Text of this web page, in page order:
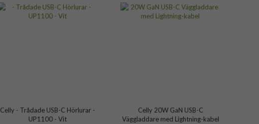
Celly - Trådade USB-C Hörlurar -
UP1100 - Vit
Celly 20W GaN USB-C
Väggladdare med Lightning-kabel